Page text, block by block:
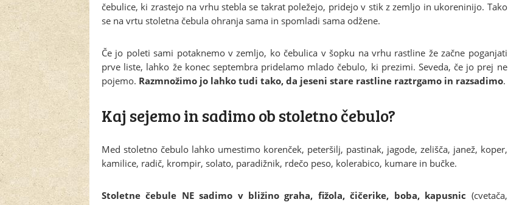
čebulice, ki zrastejo na vrhu stebla se takrat poležejo, pridejo v stik z zemljo in ukoreninijo. Tako
se na vrtu stoletna čebula ohranja sama in spomladi sama odžene.
Če jo poleti sami potaknemo v zemljo, ko čebulica v šopku na vrhu rastline že začne poganjati
prve liste, lahko že konec septembra pridelamo mlado čebulo, ki prezimi. Seveda, če jo prej ne
pojemo. Razmnožimo jo lahko tudi tako, da jeseni stare rastline raztrgamo in razsadimo.
Kaj sejemo in sadimo ob stoletno čebulo?
Med stoletno čebulo lahko umestimo korenček, peteršilj, pastinak, jagode, zelišča, janež, koper,
kamilice, radič, krompir, solato, paradižnik, rdečo peso, kolerabico, kumare in bučke.
Stoletne čebule NE sadimo v bližino graha, fižola, čičerike, boba, kapusnic (cvetača,